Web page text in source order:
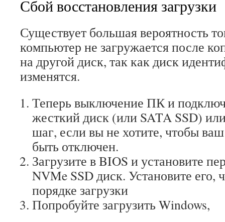
Сбой восстановления загрузки
Существует большая вероятность
компьютер не загружается после
на другой диск, так как диск
изменятся.
Теперь выключение ПК и
жесткий диск (или SATA SSD)
шаг, если вы не хотите, чтобы
быть отключен.
Загрузите в BIOS и установите
NVMe SSD диск. Установите его,
порядке загрузки
Попробуйте загрузить Windows,